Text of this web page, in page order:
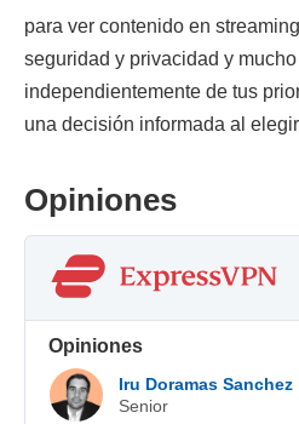
para ver contenido en
seguridad y privacidad y
independientemente de tus
una decisión informada al
Opiniones
Opiniones
Iru Doramas Sanchez
Senior